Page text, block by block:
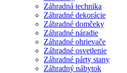
Záhradná technika
Záhradné dekorácie
Záhradné domčeky
Záhradné náradie
Záhradné ohrievače
Záhradné osvetlenie
Záhradné párty stany
Záhradný nábytok